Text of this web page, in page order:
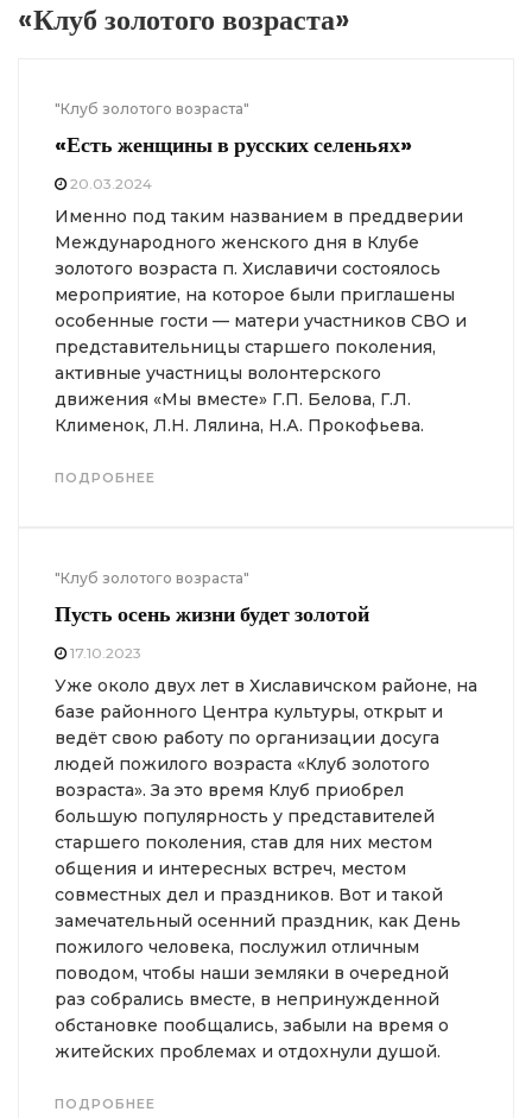
«Клуб золотого возраста»
"Клуб золотого возраста"
«Есть женщины в русских селеньях»
20.03.2024
Именно под таким названием в преддверии
Международного женского дня в Клубе
золотого возраста п. Хиславичи состоялось
мероприятие, на которое были приглашены
особенные гости — матери участников СВО и
представительницы старшего поколения,
активные участницы волонтерского
движения «Мы вместе» Г.П. Белова, Г.Л.
Клименок, Л.Н. Лялина, Н.А. Прокофьева.
ПОДРОБНЕЕ
"Клуб золотого возраста"
Пусть осень жизни будет золотой
17.10.2023
Уже около двух лет в Хиславичском районе, на
базе районного Центра культуры, открыт и
ведёт свою работу по организации досуга
людей пожилого возраста «Клуб золотого
возраста». За это время Клуб приобрел
большую популярность у представителей
старшего поколения, став для них местом
общения и интересных встреч, местом
совместных дел и праздников. Вот и такой
замечательный осенний праздник, как День
пожилого человека, послужил отличным
поводом, чтобы наши земляки в очередной
раз собрались вместе, в непринужденной
обстановке пообщались, забыли на время о
житейских проблемах и отдохнули душой.
ПОДРОБНЕЕ